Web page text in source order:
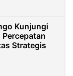
Kunjungi
Percepatan
Strategis